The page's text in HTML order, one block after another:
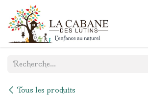
Se rendre au contenu
Tous les produits